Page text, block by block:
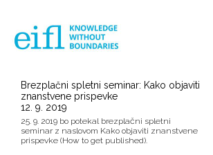
Brezplačni spletni seminar: Kako objaviti
znanstvene prispevke
12. 9. 2019
25. 9. 2019 bo potekal brezplačni spletni
seminar z naslovom Kako objaviti znanstvene
prispevke (How to get published).